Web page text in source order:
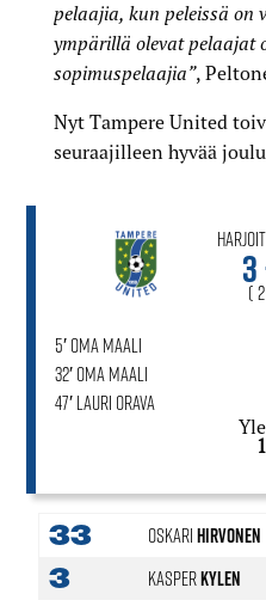
pelaajia, kun peleissä on
ympärillä olevat pelaajat
sopimuspelaajia”,
Nyt Tampere United
seuraajilleen hyvää
(
5′ Oma maali
32′ Oma maali
47′ Lauri Orava
33 OskariHirvonen
3 KasperKylen